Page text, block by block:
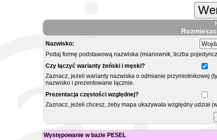
Nazwisko:
Podaj formę podstawową nazwiska (mianownik, liczba
Czy łączyć warianty żeński i męski?
Zaznacz, jeżeli warianty nazwiska o odmianie przymiotnikowej
nazwisko i prezentowane łącznie.
Prezentacja częstości względnej?
Zaznacz, jeżeli chcesz, żeby mapa ukazywała względny
Występowanie w bazie PESEL